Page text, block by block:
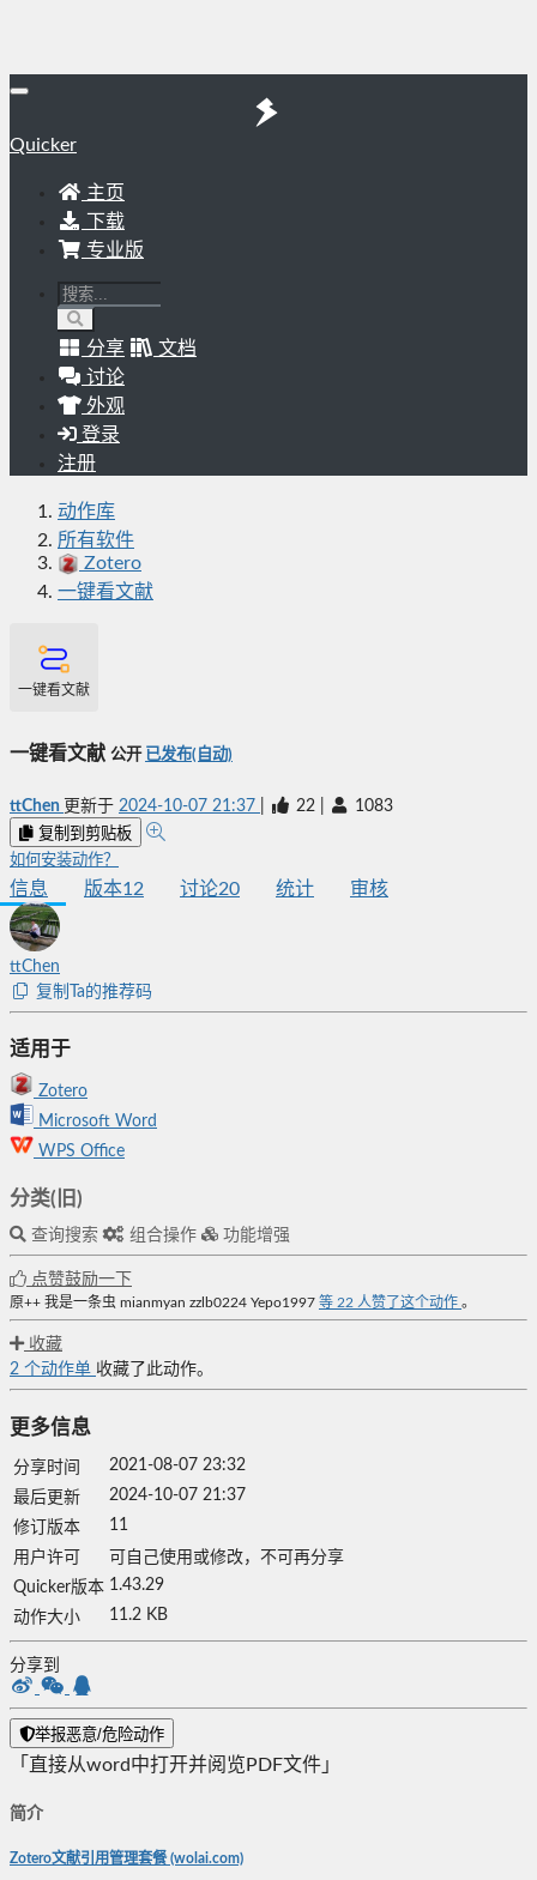
Quicker
主页
下载
专业版
分享
文档
讨论
外观
登录
注册
动作库
所有软件
Zotero
一键看文献
一键看文献
一键看文献 公开 已发布(自动)
ttChen 更新于 2024-10-07 21:37 22 1083
复制到剪贴板
如何安装动作？
信息 版本12 讨论20 统计 审核
ttChen
复制Ta的推荐码
适用于
Zotero
Microsoft Word
WPS Office
分类(旧)
查询搜索 组合操作 功能增强
点赞鼓励一下
原++ 我是一条虫 mianmyan zzlb0224 Yepo1997 等 22 人赞了这个动作 。
收藏
2 个动作单 收藏了此动作。
更多信息
分享时间
2021-08-07 23:32
最后更新
2024-10-07 21:37
修订版本
11
用户许可
可自己使用或修改，不可再分享
Quicker版本 1.43.29
动作大小
11.2 KB
分享到
举报恶意/危险动作
「直接从word中打开并阅览PDF文件」
简介
Zotero文献引用管理套餐 (wolai.com)